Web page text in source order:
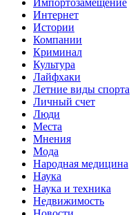
Интернет
Истории
Компании
Криминал
Культура
Лайфхаки
Летние виды спорта
Личный счет
Люди
Места
Мнения
Мода
Народная медицина
Наука
Наука и техника
Недвижимость